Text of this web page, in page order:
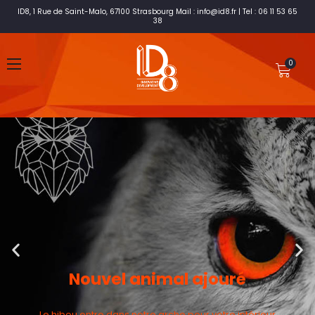
ID8, 1 Rue de Saint-Malo, 67100 Strasbourg Mail : info@id8.fr | Tel : 06 11 53 65
38
Nouvel animal ajouré
Le hibou entre dans notre arche pour votre intérieur